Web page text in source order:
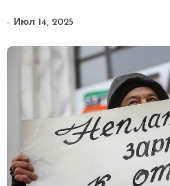
Июл 14, 2025